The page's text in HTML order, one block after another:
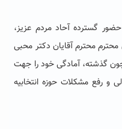
گسترده آحاد مردم عزیز،
محترم محترم آقایان دکتر محبی
گذشته، آمادگی خود را جهت
و رفع مشکلات حوزه انتخابیه